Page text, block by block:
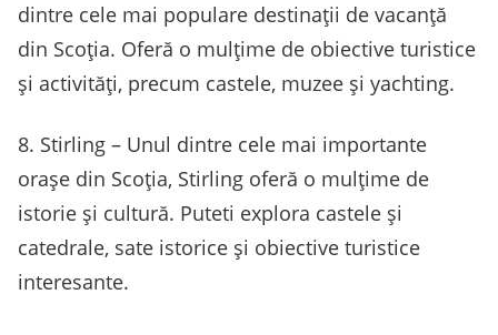
dintre cele mai populare destinații de vacanță
din Scoția. Oferă o mulțime de obiective turistice
și activități, precum castele, muzee și yachting.
8. Stirling – Unul dintre cele mai importante
orașe din Scoția, Stirling oferă o mulțime de
istorie și cultură. Puteti explora castele și
catedrale, sate istorice și obiective turistice
interesante.